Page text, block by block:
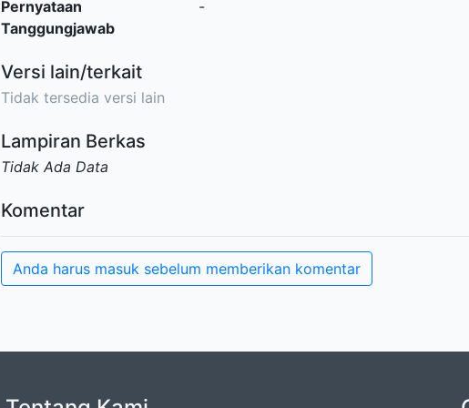
Pernyataan
Tanggungjawab
-
Versi lain/terkait
Tidak tersedia versi lain
Lampiran Berkas
Tidak Ada Data
Komentar
Anda harus masuk sebelum memberikan komentar